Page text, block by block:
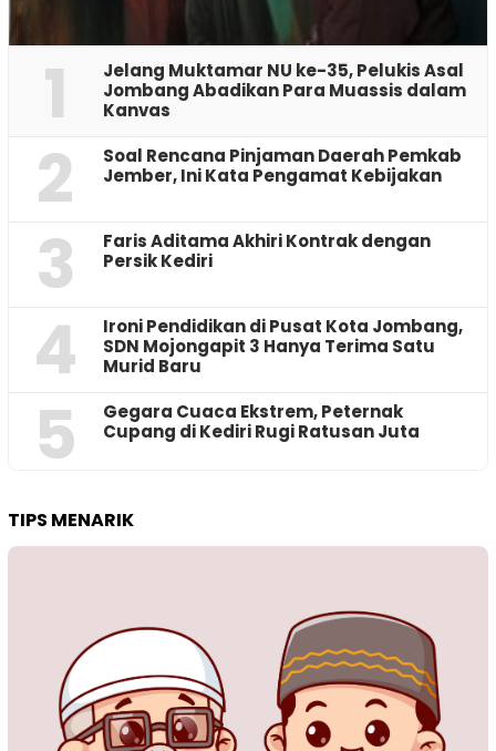
1
Jelang Muktamar NU ke-35, Pelukis Asal
Jombang Abadikan Para Muassis dalam
Kanvas
2
‎Soal Rencana Pinjaman Daerah Pemkab
Jember, Ini Kata Pengamat Kebijakan ‎
3
Faris Aditama Akhiri Kontrak dengan
Persik Kediri
4
Ironi Pendidikan di Pusat Kota Jombang,
SDN Mojongapit 3 Hanya Terima Satu
Murid Baru
5
‎Gegara Cuaca Ekstrem, Peternak
Cupang di Kediri Rugi Ratusan Juta
TIPS MENARIK